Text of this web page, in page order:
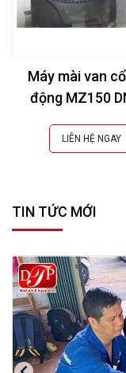
Máy mài van
động MZ150
LIÊN HỆ NGAY
TIN TỨC MỚI